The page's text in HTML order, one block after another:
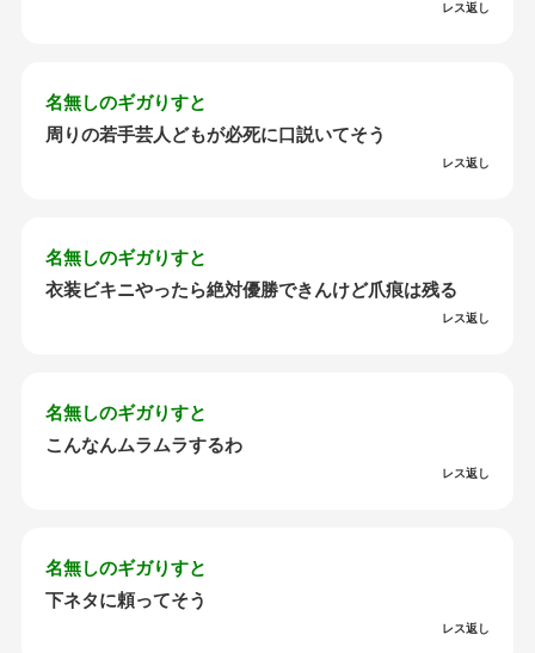
レス返し
名無しのギガりすと
周りの若手芸人どもが必死に口説いてそう
レス返し
名無しのギガりすと
衣装ビキニやったら絶対優勝できんけど爪痕は残る
レス返し
名無しのギガりすと
こんなんムラムラするわ
レス返し
名無しのギガりすと
下ネタに頼ってそう
レス返し